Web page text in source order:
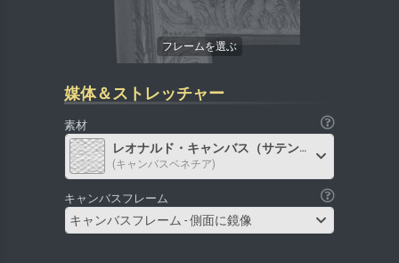
媒体＆ストレッチャー
素材
レオナルド・キャンバス（サテン）
(キャンバスベネチア)
キャンバスフレーム
キャンバスフレーム - 側面に鏡像